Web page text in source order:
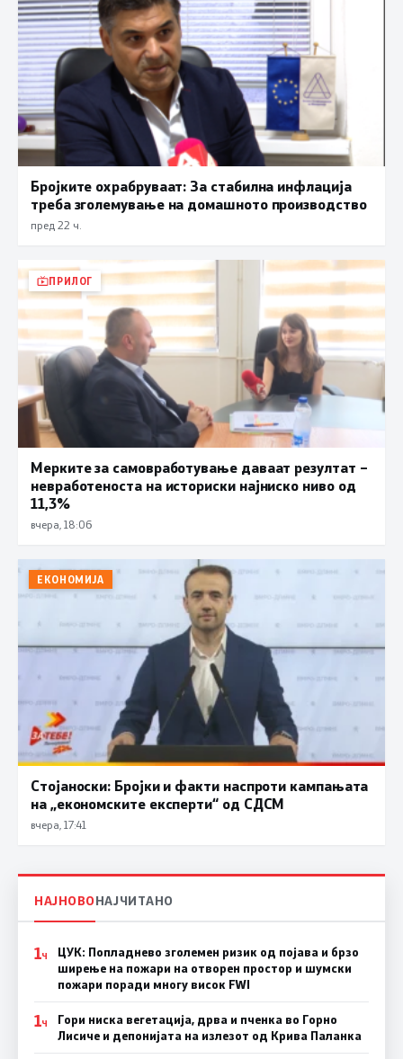
Бројките охрабруваат: За стабилна инфлација
треба зголемување на домашното производство
пред 22 ч.
ПРИЛОГ
Мерките за самовработување даваат резултат –
невработеноста на историски најниско ниво од
11,3%
вчера, 18:06
ЕКОНОМИЈА
Стојаноски: Бројки и факти наспроти кампањата
на „економските експерти“ од СДСM
вчера, 17:41
НАЈНОВОНАЈЧИТАНО
1Ч
ЦУК: Попладнево зголемен ризик од појава и брзо
ширење на пожари на отворен простор и шумски
пожари поради многу висок FWI
1Ч
Гори ниска вегетација, дрва и пченка во Горно
Лисиче и депонијата на излезот од Крива Паланка